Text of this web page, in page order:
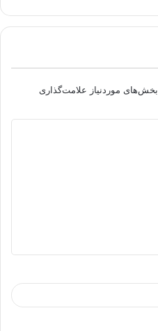
بخش‌های موردنیاز علامت‌گذاری